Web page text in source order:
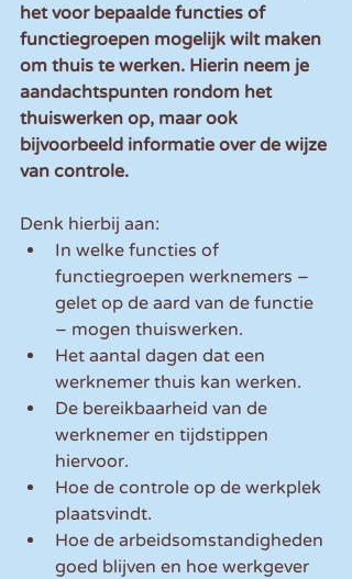
het voor bepaalde functies of
functiegroepen mogelijk wilt maken
om thuis te werken. Hierin neem je
aandachtspunten rondom het
thuiswerken op, maar ook
bijvoorbeeld informatie over de wijze
van controle.
Denk hierbij aan:
In welke functies of
functiegroepen werknemers –
gelet op de aard van de functie
– mogen thuiswerken.
Het aantal dagen dat een
werknemer thuis kan werken.
De bereikbaarheid van de
werknemer en tijdstippen
hiervoor.
Hoe de controle op de werkplek
plaatsvindt.
Hoe de arbeidsomstandigheden
goed blijven en hoe werkgever